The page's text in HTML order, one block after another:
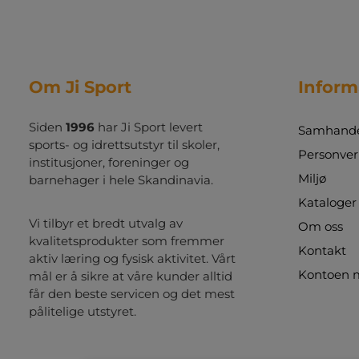
Om Ji Sport
Siden 1996 har Ji Sport levert
sports- og idrettsutstyr til skoler,
institusjoner, foreninger og
barnehager i hele Skandinavia.
Vi tilbyr et bredt utvalg av
kvalitetsprodukter som fremmer
aktiv læring og fysisk aktivitet. Vårt
mål er å sikre at våre kunder alltid
får den beste servicen og det mest
pålitelige utstyret.
Miljø
Kataloger
Om oss
Kontakt
Kontoen